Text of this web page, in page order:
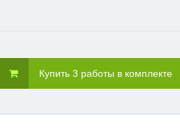
Купить 3 работы в комплекте